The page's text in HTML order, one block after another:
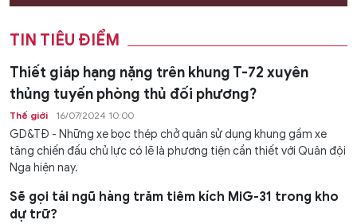
TIN TIÊU ĐIỂM
Thiết giáp hạng nặng trên khung T-72 xuyên
thủng tuyến phòng thủ đối phương?
Thế giới 16/07/2024 10:00
GD&TĐ - Những xe bọc thép chở quân sử dụng khung gầm xe
tăng chiến đấu chủ lực có lẽ là phương tiện cần thiết với Quân đội
Nga hiện nay.
Sẽ gọi tái ngũ hàng trăm tiêm kích MiG-31 trong kho
dự trữ?